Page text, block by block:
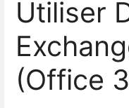
Utiliser
(Office